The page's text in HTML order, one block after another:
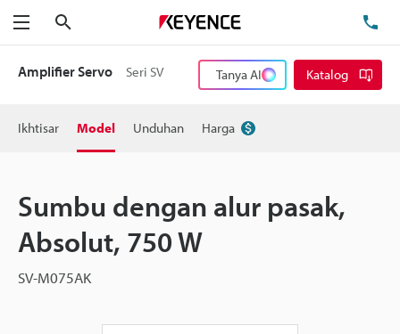
Menu
Amplifier Servo Seri SV Tanya AI Katalog
Ikhtisar Model Unduhan Harga
Sumbu dengan alur pasak,
Absolut, 750 W
SV-M075AK